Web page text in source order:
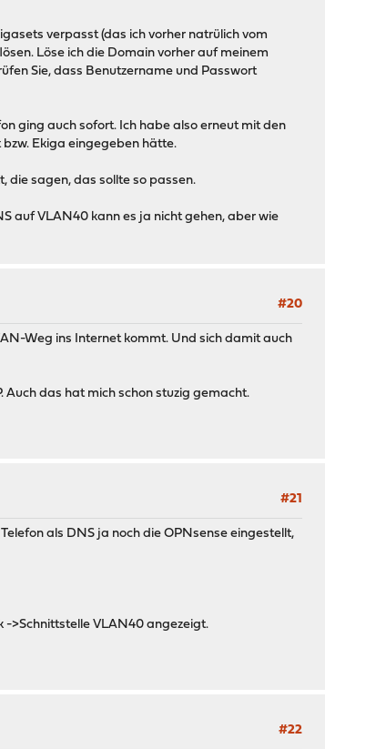
verpasst (das ich vorher natrülich vom
Löse ich die Domain vorher auf meinem
Sie, dass Benutzername und Passwort
ging auch sofort. Ich habe also erneut mit den
Ekiga eingegeben hätte.
die sagen, das sollte so passen.
auf VLAN40 kann es ja nicht gehen, aber wie
#20
Weg ins Internet kommt. Und sich damit auch
Auch das hat mich schon stuzig gemacht.
#21
als DNS ja noch die OPNsense eingestellt,
->Schnittstelle VLAN40 angezeigt.
#22